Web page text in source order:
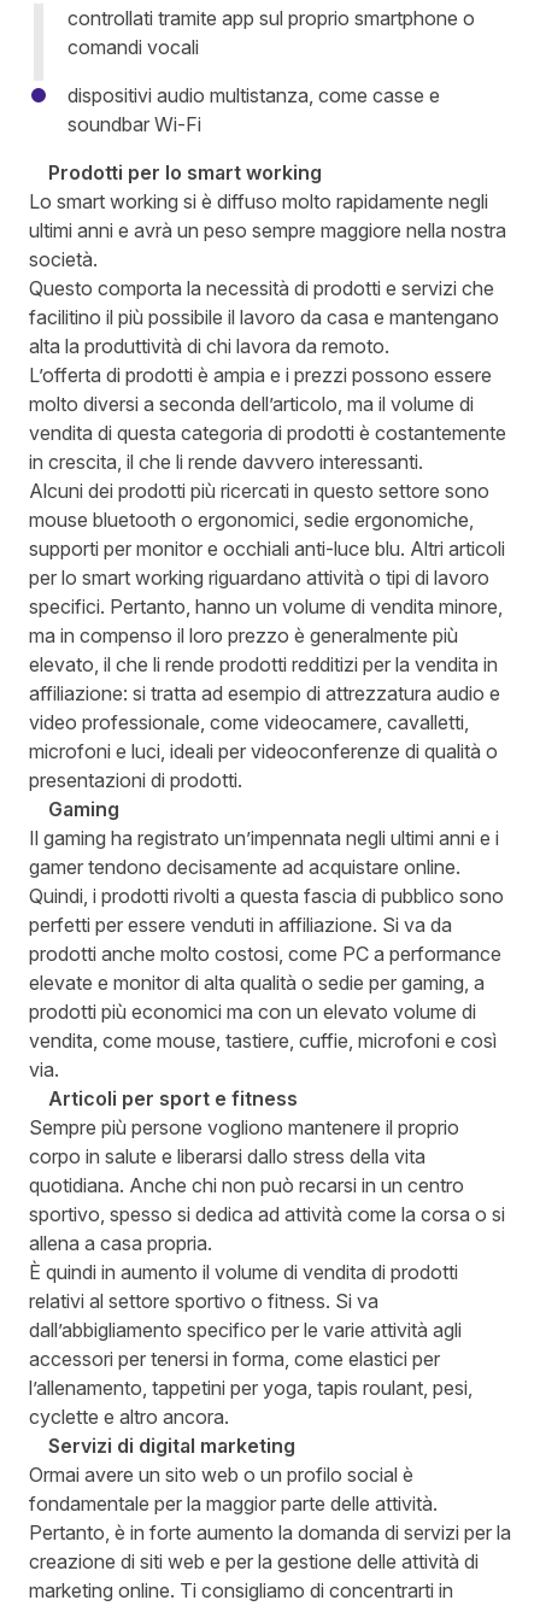
controllati tramite app sul proprio smartphone o
comandi vocali
dispositivi audio multistanza, come casse e
soundbar Wi-Fi
Prodotti per lo smart working
Lo smart working si è diffuso molto rapidamente negli
ultimi anni e avrà un peso sempre maggiore nella nostra
società.
Questo comporta la necessità di prodotti e servizi che
facilitino il più possibile il lavoro da casa e mantengano
alta la produttività di chi lavora da remoto.
L’offerta di prodotti è ampia e i prezzi possono essere
molto diversi a seconda dell’articolo, ma il volume di
vendita di questa categoria di prodotti è costantemente
in crescita, il che li rende davvero interessanti.
Alcuni dei prodotti più ricercati in questo settore sono
mouse bluetooth o ergonomici, sedie ergonomiche,
supporti per monitor e occhiali anti-luce blu. Altri articoli
per lo smart working riguardano attività o tipi di lavoro
specifici. Pertanto, hanno un volume di vendita minore,
ma in compenso il loro prezzo è generalmente più
elevato, il che li rende prodotti redditizi per la vendita in
affiliazione: si tratta ad esempio di attrezzatura audio e
video professionale, come videocamere, cavalletti,
microfoni e luci, ideali per videoconferenze di qualità o
presentazioni di prodotti.
Gaming
Il gaming ha registrato un’impennata negli ultimi anni e i
gamer tendono decisamente ad acquistare online.
Quindi, i prodotti rivolti a questa fascia di pubblico sono
perfetti per essere venduti in affiliazione. Si va da
prodotti anche molto costosi, come PC a performance
elevate e monitor di alta qualità o sedie per gaming, a
prodotti più economici ma con un elevato volume di
vendita, come mouse, tastiere, cuffie, microfoni e così
via.
Articoli per sport e fitness
Sempre più persone vogliono mantenere il proprio
corpo in salute e liberarsi dallo stress della vita
quotidiana. Anche chi non può recarsi in un centro
sportivo, spesso si dedica ad attività come la corsa o si
allena a casa propria.
È quindi in aumento il volume di vendita di prodotti
relativi al settore sportivo o fitness. Si va
dall’abbigliamento specifico per le varie attività agli
accessori per tenersi in forma, come elastici per
l’allenamento, tappetini per yoga, tapis roulant, pesi,
cyclette e altro ancora.
Servizi di digital marketing
Ormai avere un sito web o un profilo social è
fondamentale per la maggior parte delle attività.
Pertanto, è in forte aumento la domanda di servizi per la
creazione di siti web e per la gestione delle attività di
marketing online. Ti consigliamo di concentrarti in